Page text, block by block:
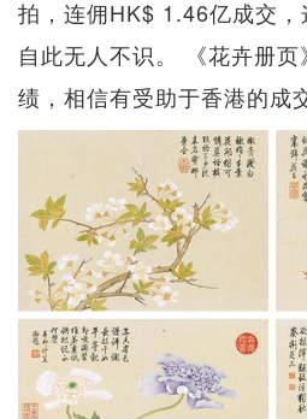
拍，连佣HK$ 1.46亿成交
自此无人不识。 《花卉册
绩，相信有受助于香港的成交